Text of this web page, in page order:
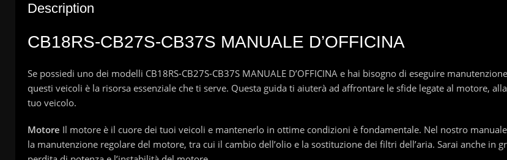
Description
CB18RS-CB27S-CB37S MANUALE D’OFFICINA
Se possiedi uno dei modelli CB18RS-CB27S-CB37S MANUALE D’OFFICINA e hai bisogno di eseguire
questi veicoli è la risorsa essenziale che ti serve. Questa guida ti aiuterà ad affrontare le sfide legate al motore,
tuo veicolo.
Motore Il motore è il cuore dei tuoi veicoli e mantenerlo in ottime condizioni è fondamentale. Nel nostro
la manutenzione regolare del motore, tra cui il cambio dell’olio e la sostituzione dei filtri dell’aria. Sarai anche in